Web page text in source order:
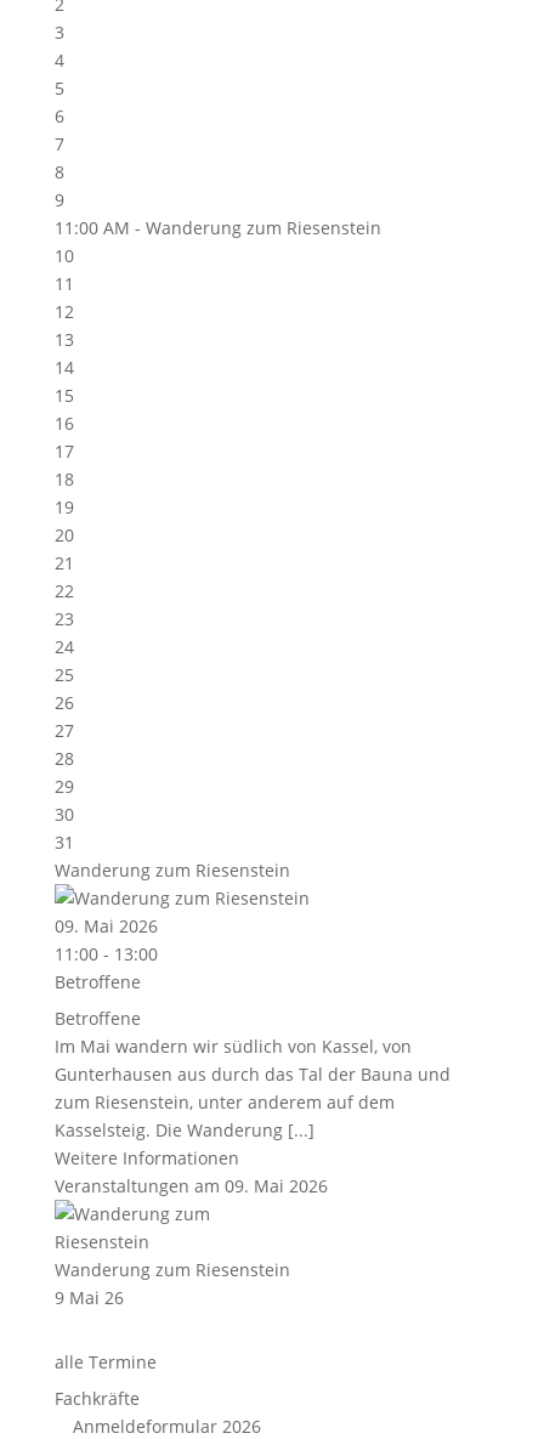
3
4
5
6
7
8
9
11:00 AM - Wanderung zum Riesenstein
10
11
12
13
14
15
16
17
18
19
20
21
22
23
24
25
26
27
28
29
30
31
Wanderung zum Riesenstein
09. Mai 2026
11:00 - 13:00
Betroffene
Betroffene
Im Mai wandern wir südlich von Kassel, von
Gunterhausen aus durch das Tal der Bauna und
zum Riesenstein, unter anderem auf dem
Kasselsteig. Die Wanderung [...]
Weitere Informationen
Veranstaltungen am 09. Mai 2026
Wanderung zum Riesenstein
9 Mai 26
alle Termine
Fachkräfte
Anmeldeformular 2026